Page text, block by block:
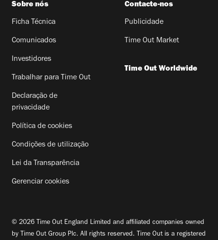
Sobre nós
Ficha Técnica
Comunicados
Investidores
Trabalhar para Time Out
Declaração de
privacidade
Política de cookies
Condições de utilização
Lei da Transparência
Gerenciar cookies
Contacte-nos
Publicidade
Time Out Market
Time Out Worldwide
© 2026 Time Out England Limited and affiliated companies owned
by Time Out Group Plc. All rights reserved. Time Out is a registered